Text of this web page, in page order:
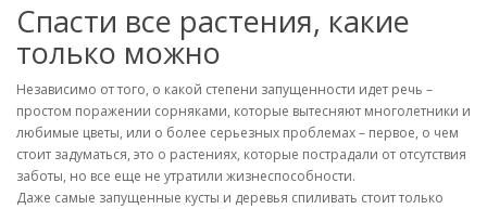
Спасти все растения, какие
только можно
Независимо от того, о какой степени запущенности идет речь –
простом поражении сорняками, которые вытесняют многолетники и
любимые цветы, или о более серьезных проблемах – первое, о чем
стоит задуматься, это о растениях, которые пострадали от отсутствия
заботы, но все еще не утратили жизнеспособности.
Даже самые запущенные кусты и деревья спиливать стоит только